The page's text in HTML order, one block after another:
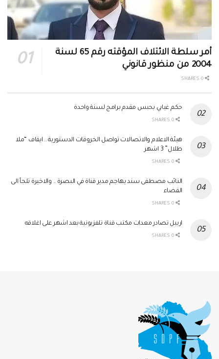
أمر سلطة الائتلاف المؤقته رقم 65 لسنة
2004 من منظور قانوني
حكم غيابي بحبس مقدم برامج لسنة واحدة
هيئة الاعلام والاتصالات تواصل الخروقات الدستورية .. ايقاف “ملا
طلال” 3 اشهر
النائب مصطفى سند يهاجم مدير قناة في البصرة .. والاخيرة تلجأ الى
القضاء
اربيل تصادر معدات مكتب قناة تلفزيونية بعد اشهر على اغلاقه